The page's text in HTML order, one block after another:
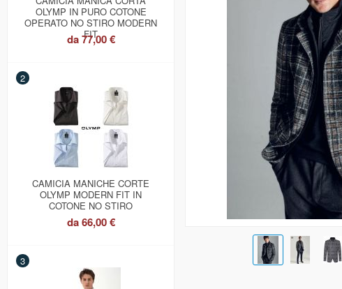
OLYMP IN PURO COTONE
OPERATO NO STIRO MODERN
FIT
da77,00 €
2
CAMICIA MANICHE CORTE
OLYMP MODERN FIT IN
COTONE NO STIRO
da66,00 €
3